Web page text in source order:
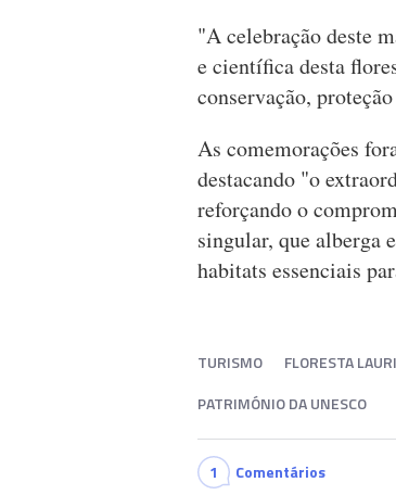
"A celebração deste
e científica desta
conservação,
As comemorações
destacando "o
reforçando o
singular, que alberga
habitats essenciais
TURISMO FLORESTA
PATRIMÓNIO DA UNESCO
1 Comentários